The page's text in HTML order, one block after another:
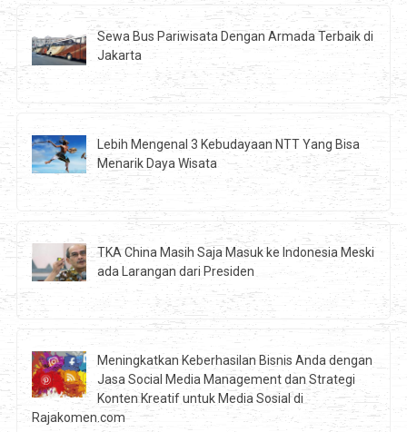
Sewa Bus Pariwisata Dengan Armada Terbaik di
Jakarta
Lebih Mengenal 3 Kebudayaan NTT Yang Bisa
Menarik Daya Wisata
TKA China Masih Saja Masuk ke Indonesia Meski
ada Larangan dari Presiden
Meningkatkan Keberhasilan Bisnis Anda dengan
Jasa Social Media Management dan Strategi
Konten Kreatif untuk Media Sosial di
Rajakomen.com